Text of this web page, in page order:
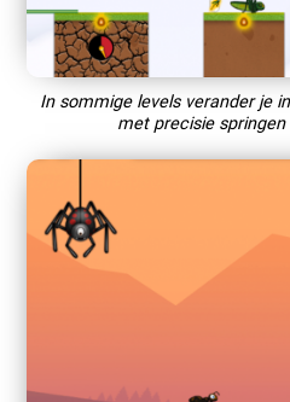
In sommige levels verander je
met precisie